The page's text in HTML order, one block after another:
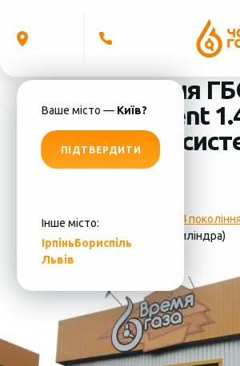
Ваше місто — Київ?
ПІДТВЕРДИТИ
Інше місто:
ІрпіньБориспіль
Львів
Встановлення
Hyundai Accent
(4 циліндра)
ГБО - MRC
Фотографії установки ГБО 4 покоління
Hyundai Accent 1.4 2019 (4 циліндра)